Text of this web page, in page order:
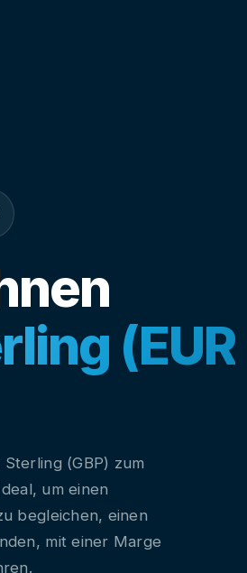
(EUR
(GBP) zum
um einen
begleichen, einen
mit einer Marge